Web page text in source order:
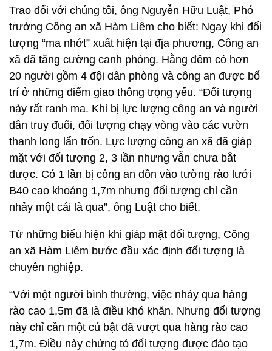
Trao đổi với chúng tôi, ông Nguyễn Hữu Luật, Phó
trưởng Công an xã Hàm Liêm cho biết: Ngay khi đối
tượng “ma nhớt” xuất hiện tại địa phương, Công an
xã đã tăng cường canh phòng. Hằng đêm có hơn
20 người gồm 4 đội dân phòng và công an được bố
trí ở những điểm giao thông trọng yếu. “Đối tượng
này rất ranh ma. Khi bị lực lượng công an và người
dân truy đuổi, đối tượng chạy vòng vào các vườn
thanh long lẩn trốn. Lực lượng công an xã đã giáp
mặt với đối tượng 2, 3 lần nhưng vẫn chưa bắt
được. Có 1 lần bị công an dồn vào tường rào lưới
B40 cao khoảng 1,7m nhưng đối tượng chỉ cần
nhảy một cái là qua”, ông Luật cho biết.
Từ những biểu hiện khi giáp mặt đối tượng, Công
an xã Hàm Liêm bước đầu xác định đối tượng là
chuyên nghiệp.
“Với một người bình thường, việc nhảy qua hàng
rào cao 1,5m đã là điều khó khăn. Nhưng đối tượng
này chỉ cần một cú bật đã vượt qua hàng rào cao
1,7m. Điều này chứng tỏ đối tượng được đào tạo